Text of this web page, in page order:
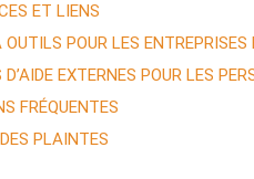
ET LIENS
OUTILS POUR LES
D’AIDE EXTERNES POUR LES
FRÉQUENTES
PLAINTES